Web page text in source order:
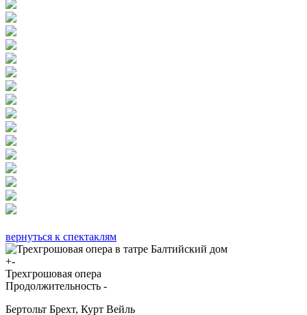
вернуться к спектаклям
+-
Трехгрошовая опера
Продолжительность -
Бертольт Брехт, Курт Вейль